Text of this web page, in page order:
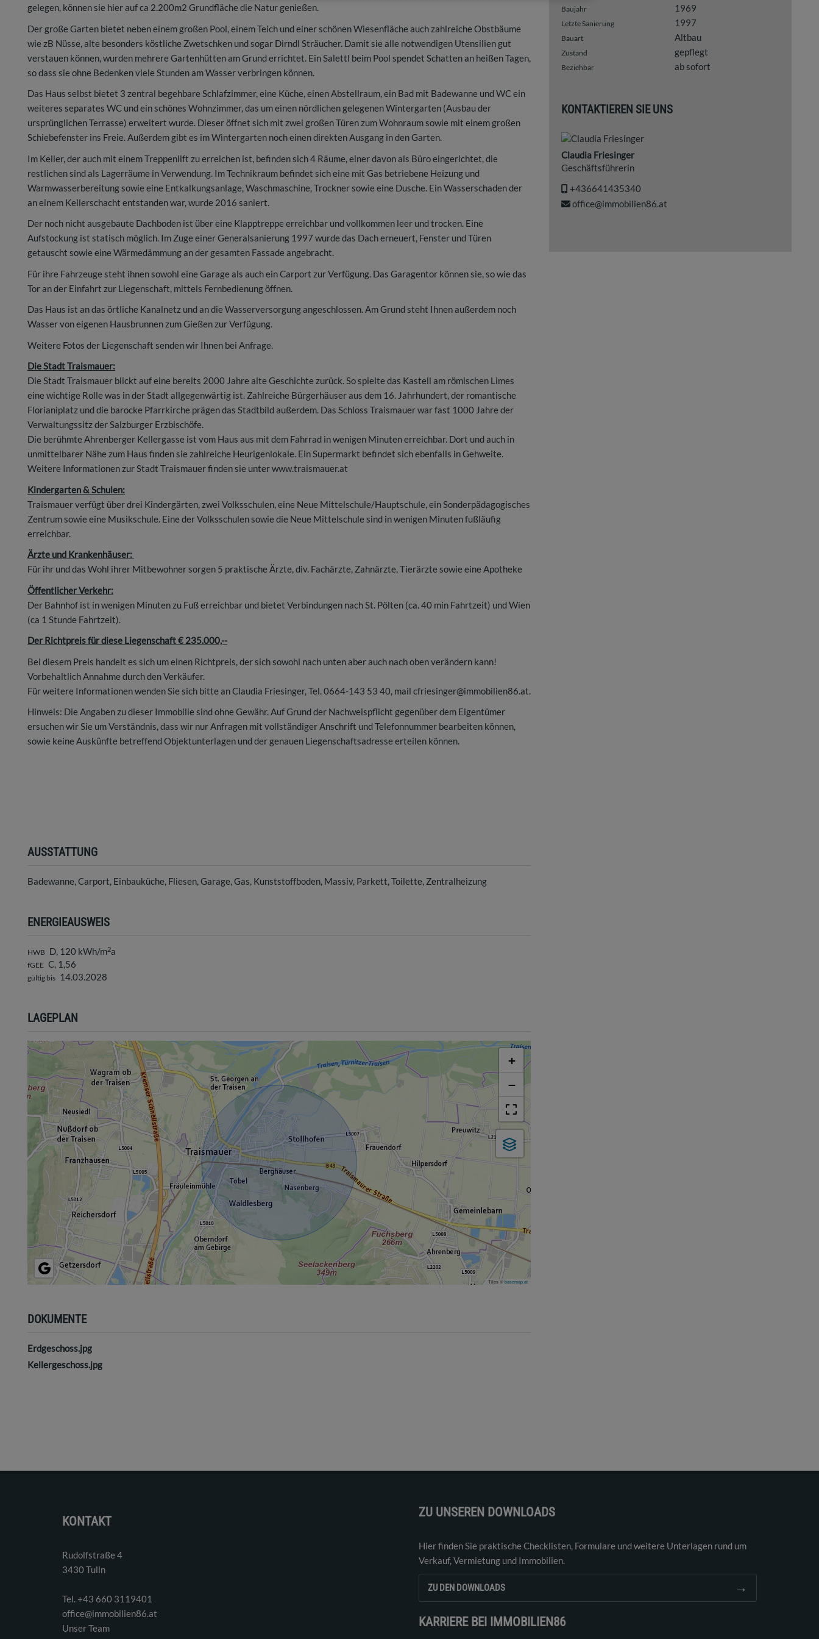
gelegen, können sie hier auf ca 2.200m2 Grundfläche die Natur genießen.
Der große Garten bietet neben einem großen Pool, einem Teich und einer schönen Wiesenfläche auch zahlreiche Obstbäume
wie zB Nüsse, alte besonders köstliche Zwetschken und sogar Dirndl Sträucher. Damit sie alle notwendigen Utensilien gut
verstauen können, wurden mehrere Gartenhütten am Grund errichtet. Ein Salettl beim Pool spendet Schatten an heißen Tagen,
so dass sie ohne Bedenken viele Stunden am Wasser verbringen können.
Das Haus selbst bietet 3 zentral begehbare Schlafzimmer, eine Küche, einen Abstellraum, ein Bad mit Badewanne und WC ein
weiteres separates WC und ein schönes Wohnzimmer, das um einen nördlichen gelegenen Wintergarten (Ausbau der
ursprünglichen Terrasse) erweitert wurde. Dieser öffnet sich mit zwei großen Türen zum Wohnraum sowie mit einem großen
Schiebefenster ins Freie. Außerdem gibt es im Wintergarten noch einen direkten Ausgang in den Garten.
Im Keller, der auch mit einem Treppenlift zu erreichen ist, befinden sich 4 Räume, einer davon als Büro eingerichtet, die
restlichen sind als Lagerräume in Verwendung. Im Technikraum befindet sich eine mit Gas betriebene Heizung und
Warmwasserbereitung sowie eine Entkalkungsanlage, Waschmaschine, Trockner sowie eine Dusche. Ein Wasserschaden der
an einem Kellerschacht entstanden war, wurde 2016 saniert.
Der noch nicht ausgebaute Dachboden ist über eine Klapptreppe erreichbar und vollkommen leer und trocken. Eine
Aufstockung ist statisch möglich. Im Zuge einer Generalsanierung 1997 wurde das Dach erneuert, Fenster und Türen
getauscht sowie eine Wärmedämmung an der gesamten Fassade angebracht.
Für ihre Fahrzeuge steht ihnen sowohl eine Garage als auch ein Carport zur Verfügung. Das Garagentor können sie, so wie das
Tor an der Einfahrt zur Liegenschaft, mittels Fernbedienung öffnen.
Das Haus ist an das örtliche Kanalnetz und an die Wasserversorgung angeschlossen. Am Grund steht Ihnen außerdem noch
Wasser von eigenen Hausbrunnen zum Gießen zur Verfügung.
Weitere Fotos der Liegenschaft senden wir Ihnen bei Anfrage.
Die Stadt Traismauer:
Die Stadt Traismauer blickt auf eine bereits 2000 Jahre alte Geschichte zurück. So spielte das Kastell am römischen Limes
eine wichtige Rolle was in der Stadt allgegenwärtig ist. Zahlreiche Bürgerhäuser aus dem 16. Jahrhundert, der romantische
Florianiplatz und die barocke Pfarrkirche prägen das Stadtbild außerdem. Das Schloss Traismauer war fast 1000 Jahre der
Verwaltungssitz der Salzburger Erzbischöfe.
Die berühmte Ahrenberger Kellergasse ist vom Haus aus mit dem Fahrrad in wenigen Minuten erreichbar. Dort und auch in
unmittelbarer Nähe zum Haus finden sie zahlreiche Heurigenlokale. Ein Supermarkt befindet sich ebenfalls in Gehweite.
Weitere Informationen zur Stadt Traismauer finden sie unterwww.traismauer.at
Kindergarten & Schulen:
Traismauer verfügt über drei Kindergärten, zwei Volksschulen, eine Neue Mittelschule/Hauptschule, ein Sonderpädagogisches
Zentrum sowie eine Musikschule. Eine der Volksschulen sowie die Neue Mittelschule sind in wenigen Minuten fußläufig
erreichbar.
Ärzte und Krankenhäuser:
Für ihr und das Wohl ihrer Mitbewohner sorgen 5 praktische Ärzte, div. Fachärzte, Zahnärzte, Tierärzte sowie eine Apotheke
Öffentlicher Verkehr:
Der Bahnhof ist in wenigen Minuten zu Fuß erreichbar und bietet Verbindungen nach St. Pölten (ca. 40 min Fahrtzeit) und Wien
(ca 1 Stunde Fahrtzeit).
Der Richtpreis für diese Liegenschaft € 235.000,--
Bei diesem Preis handelt es sich um einen Richtpreis, der sich sowohl nach unten aber auch nach oben verändern kann!
Vorbehaltlich Annahme durch den Verkäufer.
Für weitere Informationen wenden Sie sich bitte an Claudia Friesinger, Tel. 0664-143 53 40, mail cfriesinger@immobilien86.at.
Hinweis: Die Angaben zu dieser Immobilie sind ohne Gewähr. Auf Grund der Nachweispflicht gegenüber dem Eigentümer
ersuchen wir Sie um Verständnis, dass wir nur Anfragen mit vollständiger Anschrift und Telefonnummer bearbeiten können,
sowie keine Auskünfte betreffend Objektunterlagen und der genauen Liegenschaftsadresse erteilen können.
AUSSTATTUNG
Badewanne Carport Einbauküche Fliesen Garage Gas Kunststoffboden Massiv Parkett Toilette Zentralheizung
ENERGIEAUSWEIS
HWB D, 120 kWh/m2a
fGEE C, 1,56
gültig bis 14.03.2028
LAGEPLAN
+
−
Tiles ©basemap.at
DOKUMENTE
Erdgeschoss.jpg
Kellergeschoss.jpg
Baujahr 1969
Letzte Sanierung 1997
Bauart Altbau
Zustand gepflegt
Beziehbar ab sofort
KONTAKTIEREN SIE UNS
Claudia Friesinger
Geschäftsführerin
+436641435340
office@immobilien86.at
KONTAKT
Rudolfstraße 4
3430 Tulln
Tel. ‭+43 660 3119401‬
office@immobilien86.at
Unser Team
ZU UNSEREN DOWNLOADS
Hier finden Sie praktische Checklisten, Formulare und weitere Unterlagen rund um
Verkauf, Vermietung und Immobilien.
ZU DEN DOWNLOADS →
KARRIERE BEI IMMOBILIEN86